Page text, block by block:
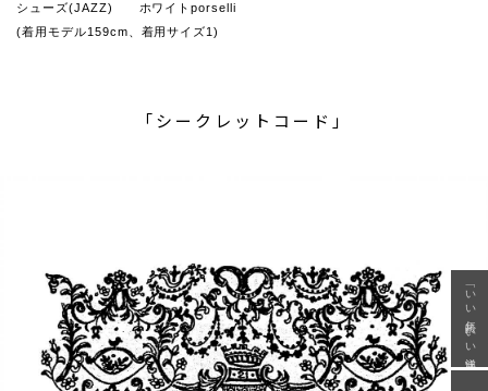
シューズ(JAZZ) ホワイトporselli
(着用モデル159cm、着用サイズ1)
「シークレットコード」
「いい年齢 いい洋服」